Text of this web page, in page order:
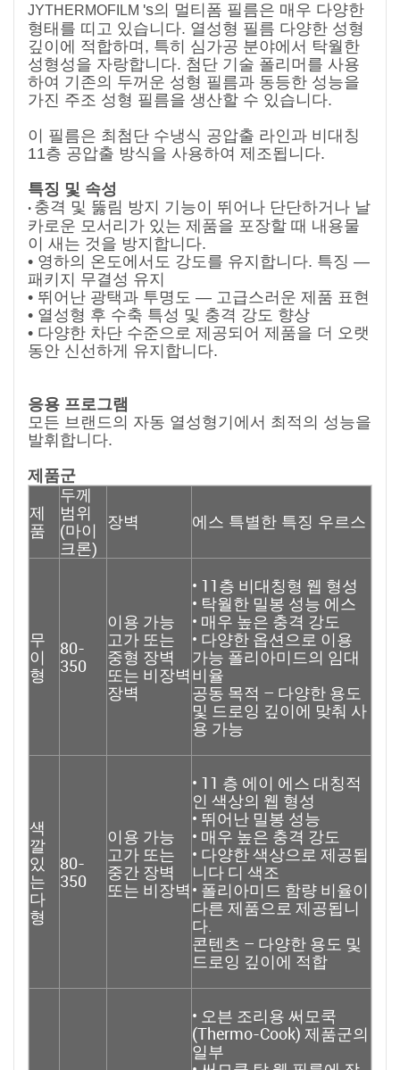
JYTHERMOFILM 's의 멀티폼 필름은 매우 다양한
형태를 띠고 있습니다. 열성형 필름 다양한 성형
깊이에 적합하며, 특히 심가공 분야에서 탁월한
성형성을 자랑합니다. 첨단 기술 폴리머를 사용
하여 기존의 두꺼운 성형 필름과 동등한 성능을
가진 주조 성형 필름을 생산할 수 있습니다.
이 필름은 최첨단 수냉식 공압출 라인과 비대칭
11층 공압출 방식을 사용하여 제조됩니다.
특징 및 속성
• 충격 및 뚫림 방지 기능이 뛰어나 단단하거나 날
카로운 모서리가 있는 제품을 포장할 때 내용물
이 새는 것을 방지합니다.
• 영하의 온도에서도 강도를 유지합니다. 특징 —
패키지 무결성 유지
• 뛰어난 광택과 투명도 — 고급스러운 제품 표현
• 열성형 후 수축 특성 및 충격 강도 향상
• 다양한 차단 수준으로 제공되어 제품을 더 오랫
동안 신선하게 유지합니다.
응용 프로그램
모든 브랜드의 자동 열성형기에서 최적의 성능을
발휘합니다.
제품군
제
품
두께
범위
(마이
크론)
장벽 에스 특별한 특징 우르스
무
이
형
80-
350
이용 가능
고가 또는
중형 장벽
또는 비장벽
장벽
• 11층 비대칭형 웹 형성
• 탁월한 밀봉 성능 에스
• 매우 높은 충격 강도
• 다양한 옵션으로 이용
가능 폴리아미드의 임대
비율
공동 목적 – 다양한 용도
및 드로잉 깊이에 맞춰 사
용 가능
색
깔
있
는
다
형
80-
350
이용 가능
고가 또는
중간 장벽
또는 비장벽
• 11 층 에이 에스 대칭적
인 색상의 웹 형성
• 뛰어난 밀봉 성능
• 매우 높은 충격 강도
• 다양한 색상으로 제공됩
니다 디 색조
• 폴리아미드 함량 비율이
다른 제품으로 제공됩니
다.
콘텐츠 – 다양한 용도 및
드로잉 깊이에 적합
• 오븐 조리용 써모쿡
(Thermo-Cook) 제품군의
일부